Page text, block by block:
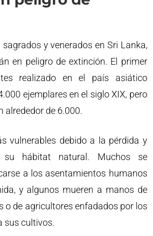
y venerados en Sri Lanka,
en peligro de extinción. El primer
realizado en el país asiático
ejemplares en el siglo XIX, pero
alrededor de 6.000.
vulnerables debido a la pérdida y
su hábitat natural. Muchos se
a los asentamientos humanos
y algunos mueren a manos de
o de agricultores enfadados por los
sus cultivos.